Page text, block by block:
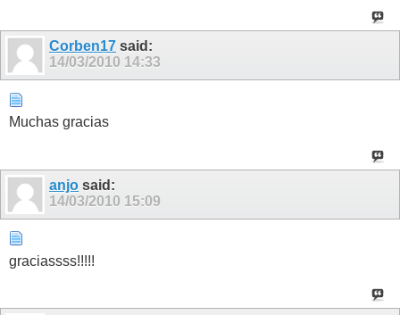
Corben17 said:
14/03/2010 14:33
Muchas gracias
anjo said:
14/03/2010 15:09
graciassss!!!!!